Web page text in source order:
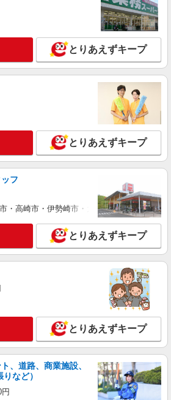
とりあえずキープ
とりあえずキープ
フ
・高崎市・伊勢崎市・太田市・館林市・藤
とりあえずキープ
とりあえずキープ
、道路、商業施設、
など）